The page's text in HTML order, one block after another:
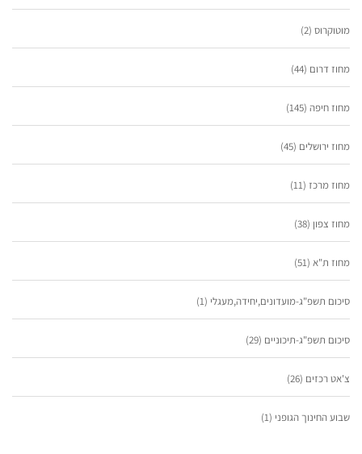
מוטוקרוס (2)
מחוז דרום (44)
מחוז חיפה (145)
מחוז ירושלים (45)
מחוז מרכז (11)
מחוז צפון (38)
מחוז ת"א (51)
סיכום תשפ"ג-מועדונים,יחידה,מעגלי (1)
סיכום תשפ"ג-תיכוניים (29)
צ'אט רכזים (26)
שבוע החינוך הגופני (1)